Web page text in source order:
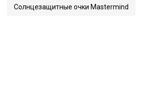
Солнцезащитные очки Mastermind